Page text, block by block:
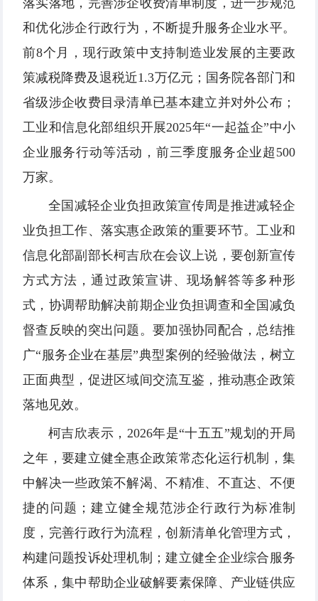
落实落地，完善涉企收费清单制度，进一步规范
和优化涉企行政行为，不断提升服务企业水平。
前8个月，现行政策中支持制造业发展的主要政
策减税降费及退税近1.3万亿元；国务院各部门和
省级涉企收费目录清单已基本建立并对外公布；
工业和信息化部组织开展2025年“一起益企”中小
企业服务行动等活动，前三季度服务企业超500
万家。
全国减轻企业负担政策宣传周是推进减轻企
业负担工作、落实惠企政策的重要环节。工业和
信息化部副部长柯吉欣在会议上说，要创新宣传
方式方法，通过政策宣讲、现场解答等多种形
式，协调帮助解决前期企业负担调查和全国减负
督查反映的突出问题。要加强协同配合，总结推
广“服务企业在基层”典型案例的经验做法，树立
正面典型，促进区域间交流互鉴，推动惠企政策
落地见效。
柯吉欣表示，2026年是“十五五”规划的开局
之年，要建立健全惠企政策常态化运行机制，集
中解决一些政策不解渴、不精准、不直达、不便
捷的问题；建立健全规范涉企行政行为标准制
度，完善行政行为流程，创新清单化管理方式，
构建问题投诉处理机制；建立健全企业综合服务
体系，集中帮助企业破解要素保障、产业链供应